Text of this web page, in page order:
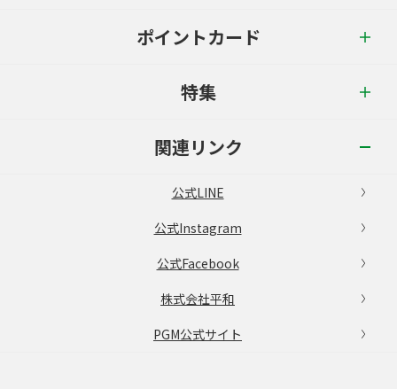
ポイントカード
特集
関連リンク
公式LINE
公式Instagram
公式Facebook
株式会社平和
PGM公式サイト